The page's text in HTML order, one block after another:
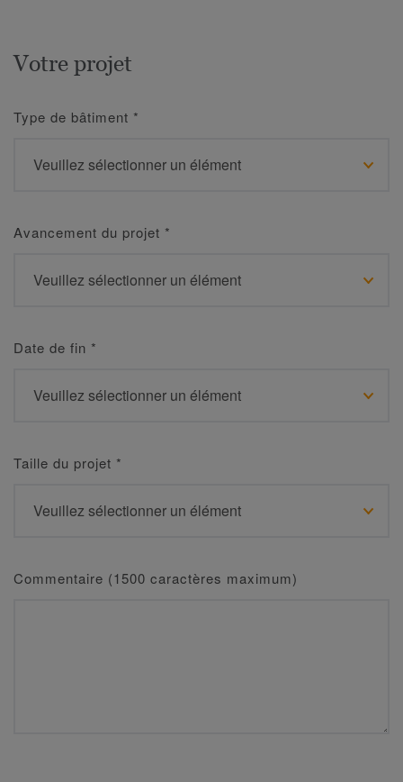
Votre projet
Type de bâtiment *
Avancement du projet *
Date de fin *
Taille du projet *
Commentaire (1500 caractères maximum)